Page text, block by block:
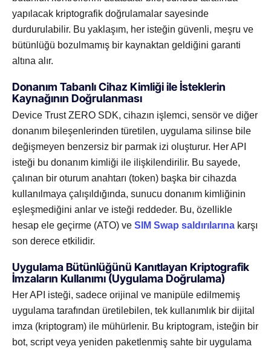
yapılacak kriptografik doğrulamalar sayesinde
durdurulabilir. Bu yaklaşım, her isteğin güvenli, meşru ve
bütünlüğü bozulmamış bir kaynaktan geldiğini garanti
altına alır.
Donanım Tabanlı Cihaz Kimliği ile İsteklerin
Kaynağının Doğrulanması
Device Trust ZERO SDK, cihazın işlemci, sensör ve diğer
donanım bileşenlerinden türetilen, uygulama silinse bile
değişmeyen benzersiz bir parmak izi oluşturur. Her API
isteği bu donanım kimliği ile ilişkilendirilir. Bu sayede,
çalınan bir oturum anahtarı (token) başka bir cihazda
kullanılmaya çalışıldığında, sunucu donanım kimliğinin
eşleşmediğini anlar ve isteği reddeder. Bu, özellikle
hesap ele geçirme (ATO) ve SIM Swap saldırılarına karşı
son derece etkilidir.
Uygulama Bütünlüğünü Kanıtlayan Kriptografik
İmzaların Kullanımı (Uygulama Doğrulama)
Her API isteği, sadece orijinal ve manipüle edilmemiş
uygulama tarafından üretilebilen, tek kullanımlık bir dijital
imza (kriptogram) ile mühürlenir. Bu kriptogram, isteğin bir
bot, script veya yeniden paketlenmiş sahte bir uygulama